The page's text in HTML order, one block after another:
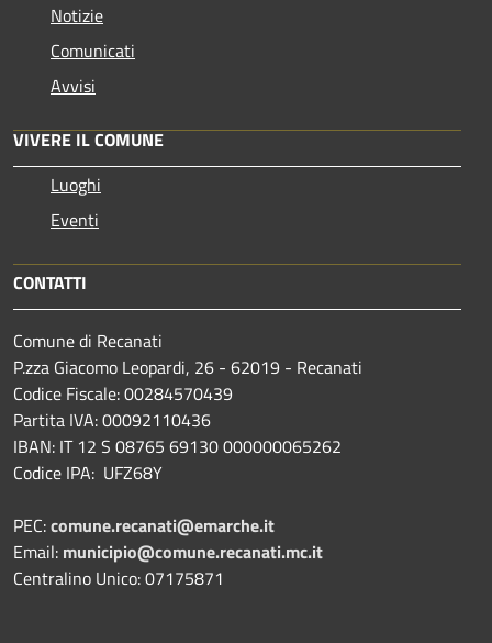
Notizie
Comunicati
Avvisi
VIVERE IL COMUNE
Luoghi
Eventi
CONTATTI
Comune di Recanati
P.zza Giacomo Leopardi, 26 - 62019 - Recanati
Codice Fiscale: 00284570439
Partita IVA: 00092110436
IBAN: IT 12 S 08765 69130 000000065262
Codice IPA: UFZ68Y
PEC:comune.recanati@emarche.it
Email: municipio@comune.recanati.mc.it
Centralino Unico: 07175871